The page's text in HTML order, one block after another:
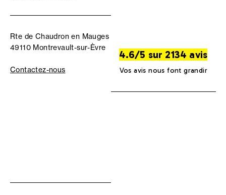
Rte de Chaudron en Mauges
49110 Montrevault-sur-Èvre
Contactez-nous
4.6/5 sur 2134 avis
Vos avis nous font grandir